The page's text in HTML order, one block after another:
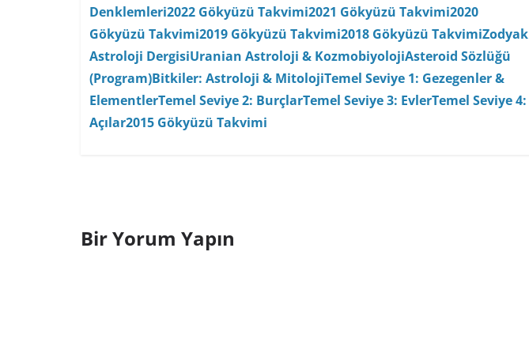
Denklemleri2022 Gökyüzü Takvimi2021 Gökyüzü Takvimi2020
Gökyüzü Takvimi2019 Gökyüzü Takvimi2018 Gökyüzü TakvimiZodyak
Astroloji DergisiUranian Astroloji & KozmobiyolojiAsteroid Sözlüğü
(Program)Bitkiler: Astroloji & MitolojiTemel Seviye 1: Gezegenler &
ElementlerTemel Seviye 2: BurçlarTemel Seviye 3: EvlerTemel Seviye 4:
Açılar2015 Gökyüzü Takvimi
Bir Yorum Yapın